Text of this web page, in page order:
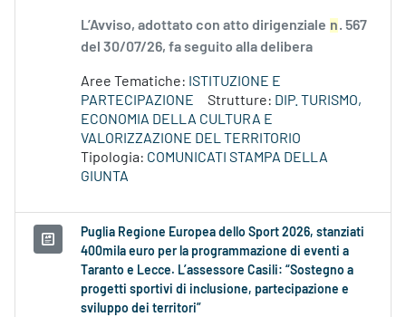
L’Avviso, adottato con atto dirigenziale n. 567
del 30/07/26, fa seguito alla delibera
Aree Tematiche: ISTITUZIONE E
PARTECIPAZIONE
Strutture: DIP. TURISMO,
ECONOMIA DELLA CULTURA E
VALORIZZAZIONE DEL TERRITORIO
Tipologia: COMUNICATI STAMPA DELLA
GIUNTA
Puglia Regione Europea dello Sport 2026, stanziati
400mila euro per la programmazione di eventi a
Taranto e Lecce. L’assessore Casili: “Sostegno a
progetti sportivi di inclusione, partecipazione e
sviluppo dei territori”